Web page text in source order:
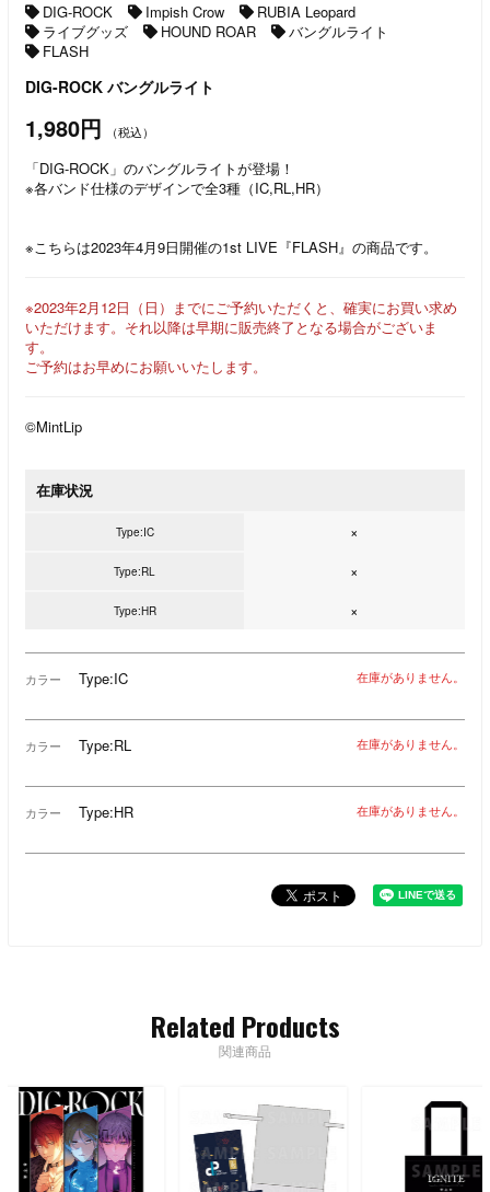
DIG-ROCK Impish Crow
RUBIA Leopard
ライブグッズ
HOUND ROAR
バングルライト
FLASH
DIG-ROCK バングルライト
1,980円 （税込）
「DIG-ROCK」のバングルライトが登場！
※各バンド仕様のデザインで全3種（IC,RL,HR）
※こちらは2023年4月9日開催の1st LIVE『FLASH』の商品です。
※2023年2月12日（日）までにご予約いただくと、確実にお買い求め
いただけます。それ以降は早期に販売終了となる場合がございま
す。
ご予約はお早めにお願いいたします。
©MintLip
在庫状況
Type:IC ×
Type:RL ×
Type:HR ×
カラー Type:IC 在庫がありません。
カラー Type:RL 在庫がありません。
カラー Type:HR 在庫がありません。
Related Products
関連商品